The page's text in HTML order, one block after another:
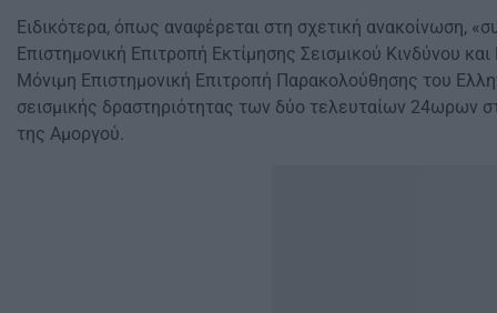
Ειδικότερα, όπως αναφέρεται στη σχετική ανακοίνωση,
Eπιστημονική Eπιτροπή Εκτίμησης Σεισμικού Κινδύνου
Μόνιμη Επιστημονική Επιτροπή Παρακολούθησης του
σεισμικής δραστηριότητας των δύο τελευταίων 24ωρων
της Αμοργού.